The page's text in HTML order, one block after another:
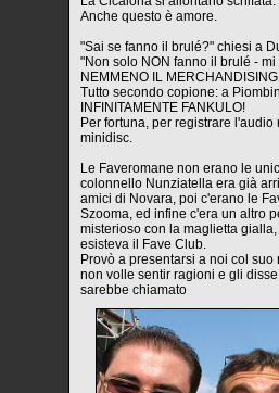
Anche questo è amore.
"Sai se fanno il brulé?" chiesi a
"Non solo NON fanno il brulé -
NEMMENO IL
Tutto secondo copione: a
INFINITAMENTE FANKULO!
Per fortuna, per registrare l'audio
minidisc.
Le Faveromane non erano le
colonnello Nunziatella era già
amici di Novara, poi c'erano le
Szooma, ed infine c'era un altro
misterioso con la maglietta
esisteva il Fave Club.
Provò a presentarsi a noi col suo
non volle sentir ragioni e gli
sarebbe chiamato